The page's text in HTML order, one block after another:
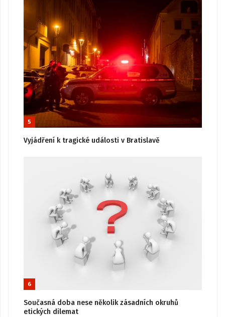
5
Vyjádření k tragické události v Bratislavě
6
Současná doba nese několik zásadních okruhů
etických dilemat